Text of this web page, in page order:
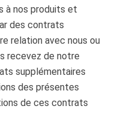
à nos produits et
des contrats
relation avec nous ou
recevez de notre
supplémentaires
des présentes
de ces contrats